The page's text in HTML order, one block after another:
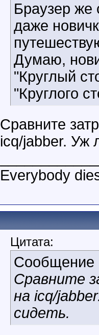
Браузер же
даже
Думаю,
"Круглый
"Круглого
Сравните
icq/jabber. Уж
Everybody
Цитата:
Сообщение
Сравните
на icq/
сидеть.